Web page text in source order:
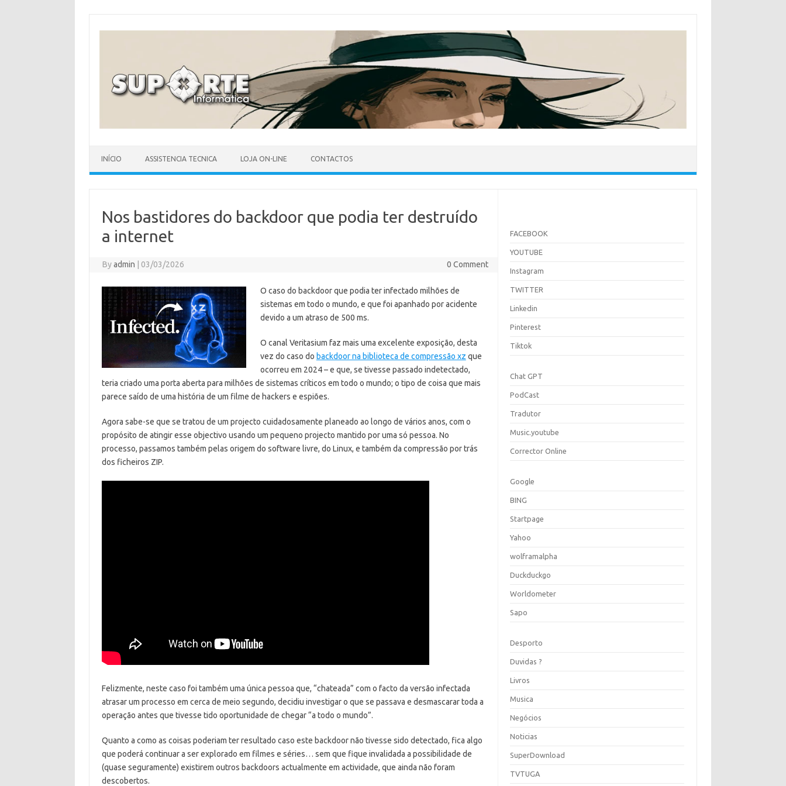
INÍCIO ASSISTENCIA TECNICA LOJA ON-LINE CONTACTOS
Nos bastidores do backdoor que podia ter destruído
a internet
Byadmin 03/03/2026 0 Comment
O caso do backdoor que podia ter infectado milhões de
sistemas em todo o mundo, e que foi apanhado por acidente
devido a um atraso de 500 ms.
O canal Veritasium faz mais uma excelente exposição, desta
vez do caso do backdoor na biblioteca de compressão xz que
ocorreu em 2024– e que, se tivesse passado indetectado,
teria criado uma porta aberta para milhões de sistemas críticos em todo o mundo; o tipo de coisa que mais
parece saído de uma história de um filme de hackers e espiões.
Agora sabe-se que se tratou de um projecto cuidadosamente planeado ao longo de vários anos, com o
propósito de atingir esse objectivo usando um pequeno projecto mantido por uma só pessoa. No
processo, passamos também pelas origem do software livre, do Linux, e também da compressão por trás
dos ficheiros ZIP.
Felizmente, neste caso foi também uma única pessoa que, “chateada” com o facto da versão infectada
atrasar um processo em cerca de meio segundo, decidiu investigar o que se passava e desmascarar toda a
operação antes que tivesse tido oportunidade de chegar “a todo o mundo”.
Quanto a como as coisas poderiam ter resultado caso este backdoor não tivesse sido detectado, fica algo
que poderá continuar a ser explorado em filmes e séries… sem que fique invalidada a possibilidade de
(quase seguramente) existirem outros backdoors actualmente em actividade, que ainda não foram
descobertos.
FACEBOOK
YOUTUBE
Instagram
TWITTER
Linkedin
Pinterest
Tiktok
Chat GPT
PodCast
Tradutor
Music.youtube
Corrector Online
Google
BING
Startpage
Yahoo
wolframalpha
Duckduckgo
Worldometer
Sapo
Desporto
Duvidas ?
Livros
Musica
Negócios
Noticias
SuperDownload
TVTUGA